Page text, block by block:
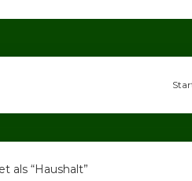
als “Haushalt”